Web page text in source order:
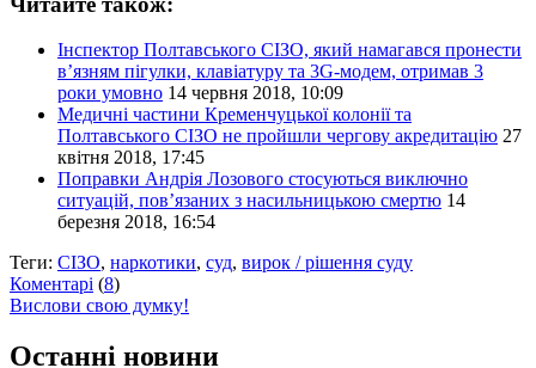
Інспектор Полтавського СІЗО, який намагався пронести
в’язням пігулки, клавіатуру та 3G-модем, отримав 3
роки умовно 14 червня 2018, 10:09
Медичні частини Кременчуцької колонії та
Полтавського СІЗО не пройшли чергову акредитацію 27
квітня 2018, 17:45
Поправки Андрія Лозового стосуються виключно
ситуацій, пов’язаних з насильницькою смертю 14
березня 2018, 16:54
Теги: СІЗО, наркотики, суд, вирок / рішення суду
Коментарі (8)
Вислови свою думку!
Останні новини